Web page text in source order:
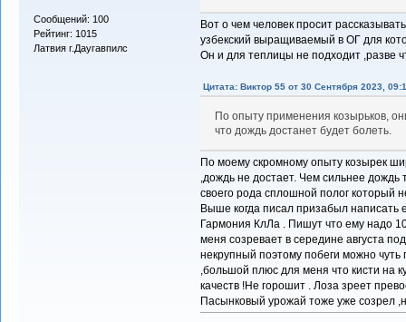
Сообщений: 100
Рейтинг: 1015
Латвия г.Даугавпилс
Вот о чем человек просит
узбекский выращиваемый в ОГ для
Он и для теплицы не подходит ,разве
Цитата: Виктор 55 от 30 Сентября 2023,
По опыту применения козырьков,
что дождь достанет будет болеть.
По моему скромному опыту козырек
,дождь не достает. Чем сильнее
своего рода сплошной полог который
Выше когда писал призабыл
Гармония КлЛа . Пишут что ему надо
меня созревает в середине августа
некрупный поэтому побеги можно чуть
,большой плюс для меня что кисти на
качеств !Не горошит . Лоза зреет
Пасынковый урожай тоже уже созрел